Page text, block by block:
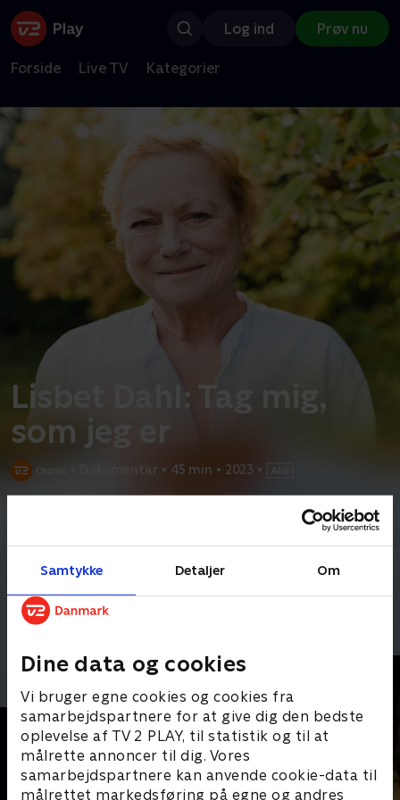
Samtykke Detaljer Om
Dine data og cookies
Vi bruger egne cookies og cookies fra
samarbejdspartnere for at give dig den bedste
oplevelse af TV 2 PLAY, til statistik og til at
målrette annoncer til dig. Vores
samarbejdspartnere kan anvende cookie-data til
målrettet markedsføring på egne og andres
Log ind Prøv nu
Forside Live TV Kategorier
Lisbet Dahl: Tag mig,
som jeg er
Dokumentar • 45 min • 2023 •
I over 50 år har Lisbet Dahl været en markant og elsket
Andre så også